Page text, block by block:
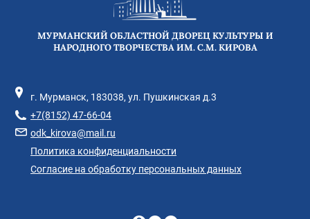
МУРМАНСКИЙ ОБЛАСТНОЙ ДВОРЕЦ КУЛЬТУРЫ И
НАРОДНОГО ТВОРЧЕСТВА ИМ. С.М. КИРОВА
г. Мурманск, 183038, ул. Пушкинская д.3
+7(8152) 47-66-04
odk_kirova@mail.ru
Политика конфиденциальности
Согласие на обработку персональных данных